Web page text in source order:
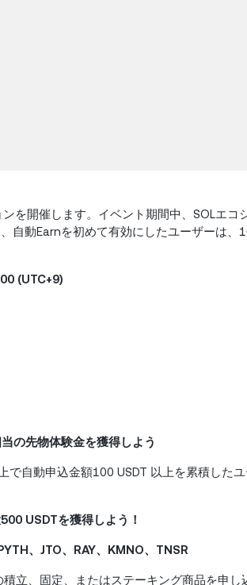
を開催します。イベント期間中、SOLエコ
自動Earnを初めて有効にしたユーザーは、
(UTC+9)
の先物体験金を獲得しよう
で自動申込金額100 USDT 以上を累積した
USDTを獲得しよう！
、JTO、RAY、KMNO、TNSR
立、固定、またはステーキング商品を申